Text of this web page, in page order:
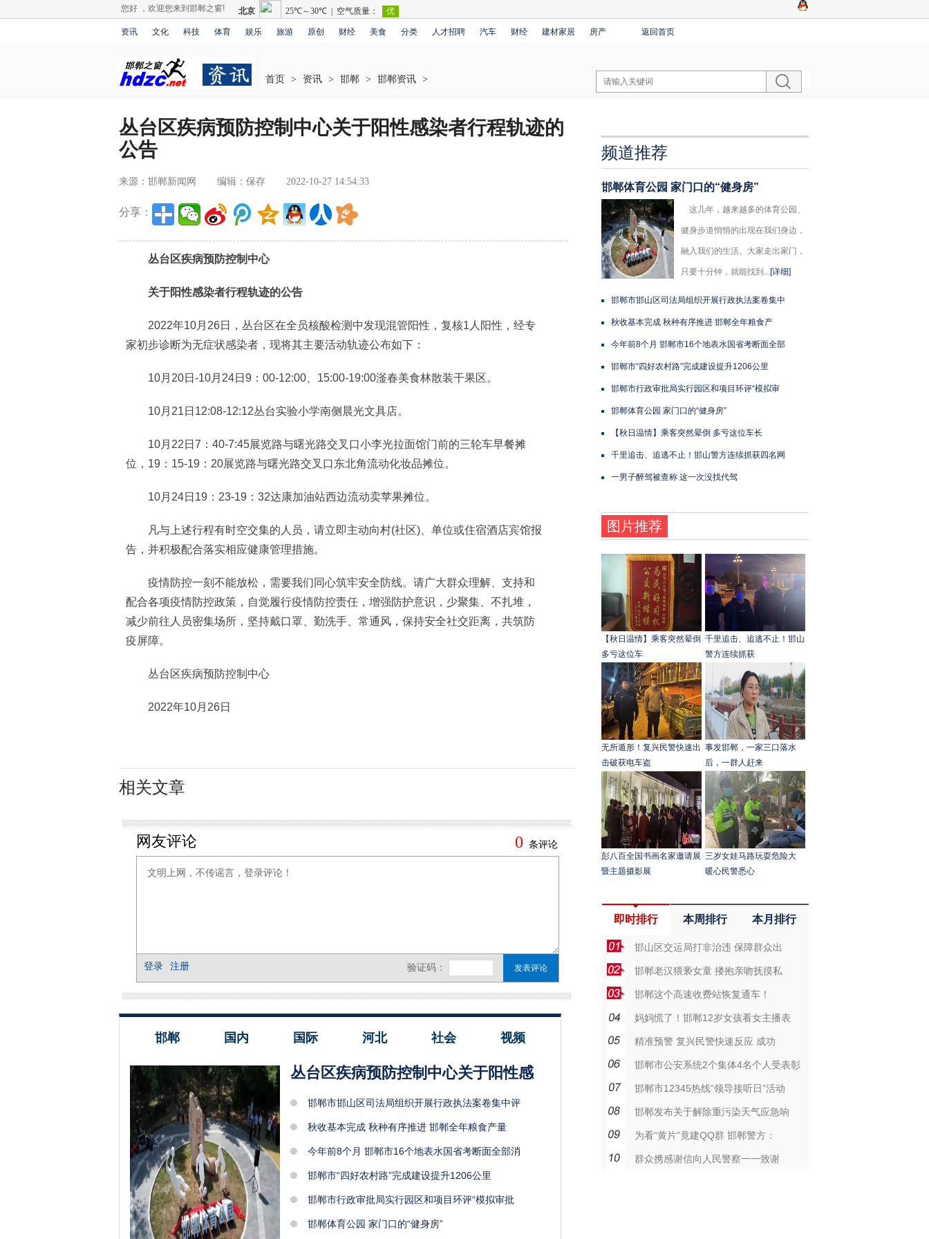
您好 ，欢迎您来到邯郸之窗!
资讯 文化 科技 体育 娱乐 旅游 原创 财经 美食 分类 人才招聘 汽车 财经 建材家居 房产 返回首页
首页 > 资讯 > 邯郸 > 邯郸资讯 >
丛台区疾病预防控制中心关于阳性感染者行程轨迹的
公告
来源：邯郸新闻网 编辑：保存 2022-10-27 14:54:33
分享：
丛台区疾病预防控制中心
关于阳性感染者行程轨迹的公告
2022年10月26日，丛台区在全员核酸检测中发现混管阳性，复核1人阳性，经专
家初步诊断为无症状感染者，现将其主要活动轨迹公布如下：
10月20日-10月24日9：00-12:00、15:00-19:00滏春美食林散装干果区。
10月21日12:08-12:12丛台实验小学南侧晨光文具店。
10月22日7：40-7:45展览路与曙光路交叉口小李光拉面馆门前的三轮车早餐摊
位，19：15-19：20展览路与曙光路交叉口东北角流动化妆品摊位。
10月24日19：23-19：32达康加油站西边流动卖苹果摊位。
凡与上述行程有时空交集的人员，请立即主动向村(社区)、单位或住宿酒店宾馆报
告，并积极配合落实相应健康管理措施。
疫情防控一刻不能放松，需要我们同心筑牢安全防线。请广大群众理解、支持和
配合各项疫情防控政策，自觉履行疫情防控责任，增强防护意识，少聚集、不扎堆，
减少前往人员密集场所，坚持戴口罩、勤洗手、常通风，保持安全社交距离，共筑防
疫屏障。
丛台区疾病预防控制中心
2022年10月26日
相关文章
邯郸 国内 国际 河北 社会 视频
丛台区疾病预防控制中心关于阳性感
邯郸市邯山区司法局组织开展行政执法案卷集中评
秋收基本完成 秋种有序推进 邯郸全年粮食产量
今年前8个月 邯郸市16个地表水国省考断面全部消
邯郸市“四好农村路”完成建设提升1206公里
邯郸市行政审批局实行园区和项目环评“模拟审批
邯郸体育公园 家门口的“健身房”
频道推荐
邯郸体育公园 家门口的“健身房”
这几年，越来越多的体育公园、
健身步道悄悄的出现在我们身边，
融入我们的生活。大家走出家门，
只要十分钟，就能找到...[详细]
邯郸市邯山区司法局组织开展行政执法案卷集中
秋收基本完成 秋种有序推进 邯郸全年粮食产
今年前8个月 邯郸市16个地表水国省考断面全部
邯郸市“四好农村路”完成建设提升1206公里
邯郸市行政审批局实行园区和项目环评“模拟审
邯郸体育公园 家门口的“健身房”
【秋日温情】乘客突然晕倒 多亏这位车长
千里追击、追逃不止！邯山警方连续抓获四名网
一男子醉驾被查称 这一次没找代驾
图片推荐
【秋日温情】乘客突然晕倒
多亏这位车
千里追击、追逃不止！邯山
警方连续抓获
无所遁形！复兴民警快速出
击破获电车盗
事发邯郸，一家三口落水
后，一群人赶来
彭八百全国书画名家邀请展
暨主题摄影展
三岁女娃马路玩耍危险大
暖心民警悉心
即时排行 本周排行 本月排行
邯山区交运局打非治违 保障群众出
邯郸老汉猥亵女童 搂抱亲吻抚摸私
邯郸这个高速收费站恢复通车！
妈妈慌了！邯郸12岁女孩看女主播表
精准预警 复兴民警快速反应 成功
邯郸市公安系统2个集体4名个人受表彰
邯郸市12345热线“领导接听日”活动
邯郸发布关于解除重污染天气应急响
为看“黄片”竟建QQ群 邯郸警方：
群众携感谢信向人民警察一一致谢